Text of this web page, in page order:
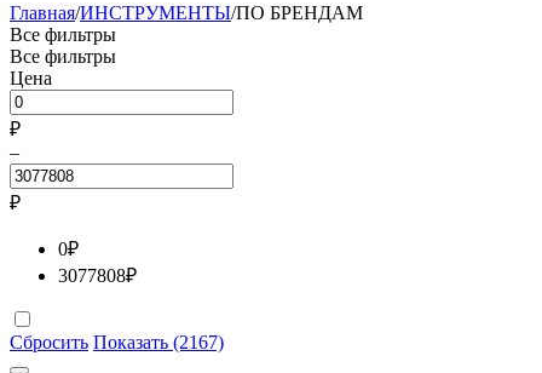
Главная/ИНСТРУМЕНТЫ/ПО БРЕНДАМ
Все фильтры
Все фильтры
Цена
₽
–
₽
0₽
3077808₽
Сбросить Показать (2167)